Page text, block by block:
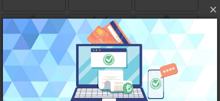
×
Su Kesintileri Trafiğe Kapalı Yollar Bugün Defnedilenler
Nöbetçi Eczaneler Yayınlar
Denizli Kent
Arşivleri